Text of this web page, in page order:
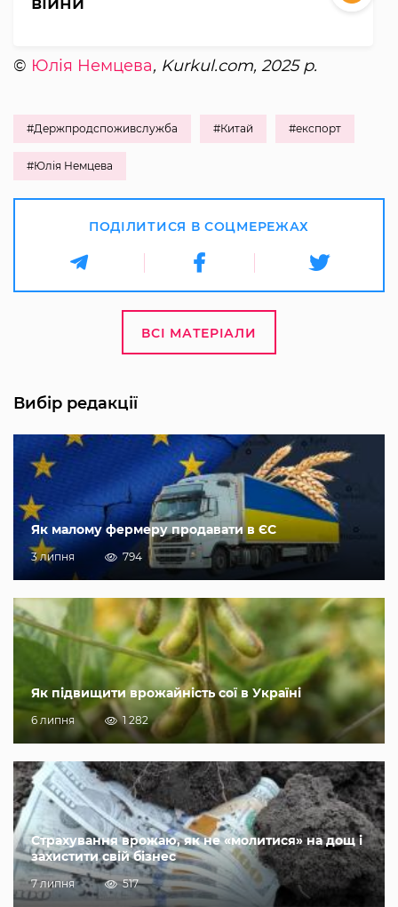
© Юлія Немцева, Kurkul.com, 2025 р.
#Держпродспоживслужба #Китай #експорт
#Юлія Немцева
ПОДІЛИТИСЯ В СОЦМЕРЕЖАХ
ВСІ МАТЕРІАЛИ
Вибір редакції
Як малому фермеру продавати в ЄС
3 липня 794
Як підвищити врожайність сої в Україні
6 липня 1 282
Страхування врожаю, як не «молитися» на дощ і
захистити свій бізнес
7 липня 517